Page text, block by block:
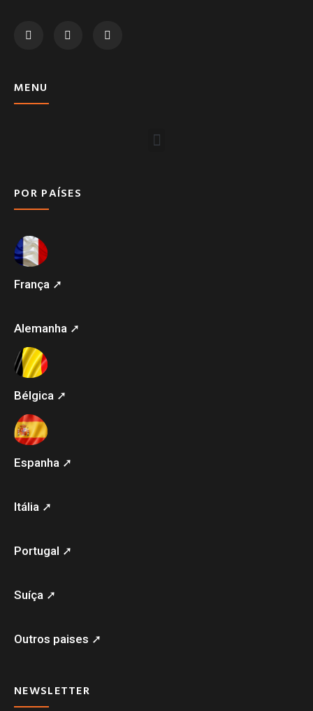
MENU
POR PAÍSES
França ➚
Alemanha ➚
Bélgica ➚
Espanha ➚
Itália ➚
Portugal ➚
Suíça ➚
Outros paises ➚
NEWSLETTER